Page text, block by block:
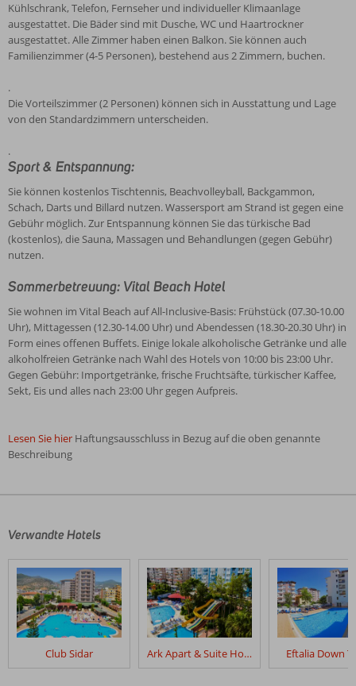
Kühlschrank, Telefon, Fernseher und individueller Klimaanlage
ausgestattet. Die Bäder sind mit Dusche, WC und Haartrockner
ausgestattet. Alle Zimmer haben einen Balkon. Sie können auch
Familienzimmer (4-5 Personen), bestehend aus 2 Zimmern, buchen.
.
Die Vorteilszimmer (2 Personen) können sich in Ausstattung und Lage
von den Standardzimmern unterscheiden.
.
Sport & Entspannung:
Sie können kostenlos Tischtennis, Beachvolleyball, Backgammon,
Schach, Darts und Billard nutzen. Wassersport am Strand ist gegen eine
Gebühr möglich. Zur Entspannung können Sie das türkische Bad
(kostenlos), die Sauna, Massagen und Behandlungen (gegen Gebühr)
nutzen.
Sommerbetreuung: Vital Beach Hotel
Sie wohnen im Vital Beach auf All-Inclusive-Basis: Frühstück (07.30-10.00
Uhr), Mittagessen (12.30-14.00 Uhr) und Abendessen (18.30-20.30 Uhr) in
Form eines offenen Buffets. Einige lokale alkoholische Getränke und alle
alkoholfreien Getränke nach Wahl des Hotels von 10:00 bis 23:00 Uhr.
Gegen Gebühr: Importgetränke, frische Fruchtsäfte, türkischer Kaffee,
Sekt, Eis und alles nach 23:00 Uhr gegen Aufpreis.
Lesen Sie hier Haftungsausschluss in Bezug auf die oben genannte
Beschreibung
von
Gästen
nach
ihrem
Aufenthalt
in
Verwandte Hotels
Club Sidar Ark Apart & Suite Hotel Eftalia Down